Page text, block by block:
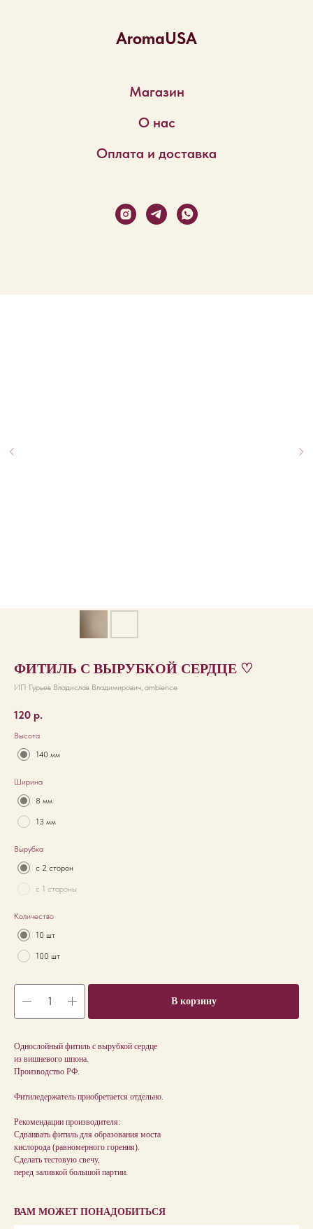
AromaUSA
Магазин
О нас
Оплата и доставка
ФИТИЛЬ С ВЫРУБКОЙ СЕРДЦЕ ♡
ИП Гурьев Владислав Владимирович, ambience
120 р.
Высота
140 мм
Ширина
8 мм
13 мм
Вырубка
с 2 сторон
с 1 стороны
Количество
10 шт
100 шт
В корзину
Однослойный фитиль с вырубкой сердце
из вишневого шпона.
Производство РФ.
Фитиледержатель приобретается отдельно.
Рекомендации производителя:
Сдваивать фитиль для образования моста
кислорода (равномерного горения).
Сделать тестовую свечу,
перед заливкой большой партии.
ВАМ МОЖЕТ ПОНАДОБИТЬСЯ